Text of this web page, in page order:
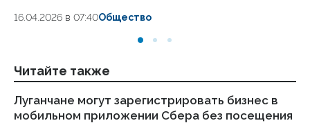
16.04.2026 в 07:40Общество
Читайте также
Луганчане могут зарегистрировать бизнес в
мобильном приложении Сбера без посещения